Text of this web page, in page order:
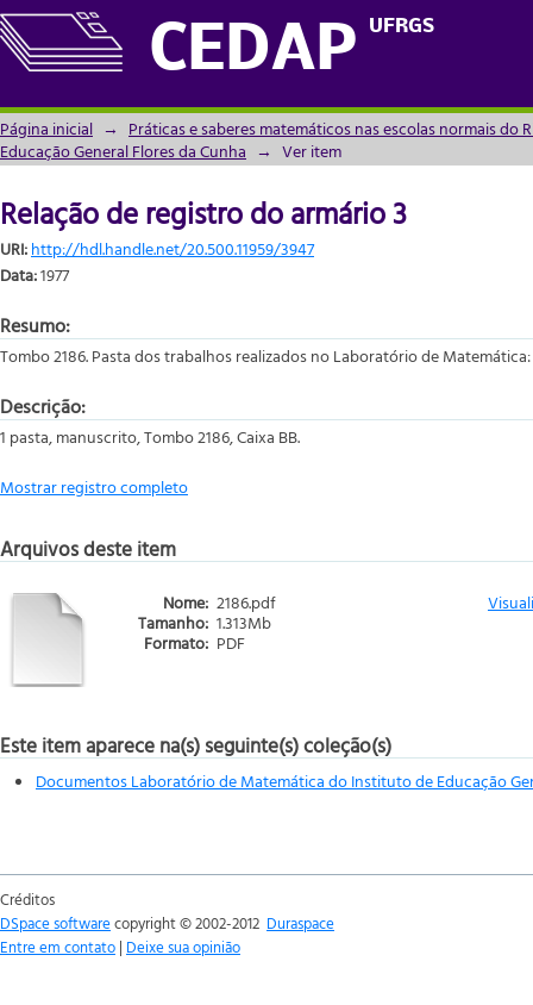
CEDAP UFRGS
Relação de registro do armário 3
Página inicial → Práticas e saberes matemáticos nas escolas normais do
Educação General Flores da Cunha → Ver item
Relação de registro do armário 3
URI:http://hdl.handle.net/20.500.11959/3947
Data:1977
Resumo:
Tombo 2186. Pasta dos trabalhos realizados no Laboratório de
Descrição:
1 pasta, manuscrito, Tombo 2186, Caixa BB.
Mostrar registro completo
Arquivos deste item
Nome: 2186.pdf
Tamanho: 1.313Mb
Formato: PDF
Este item aparece na(s) seguinte(s) coleção(s)
Documentos Laboratório de Matemática do Instituto de Educação
Créditos
DSpace softwarecopyright © 2002-2012 Duraspace
Entre em contato | Deixe sua opinião